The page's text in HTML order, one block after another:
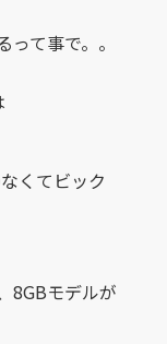
て事で。。
くてビック
8GBモデルが